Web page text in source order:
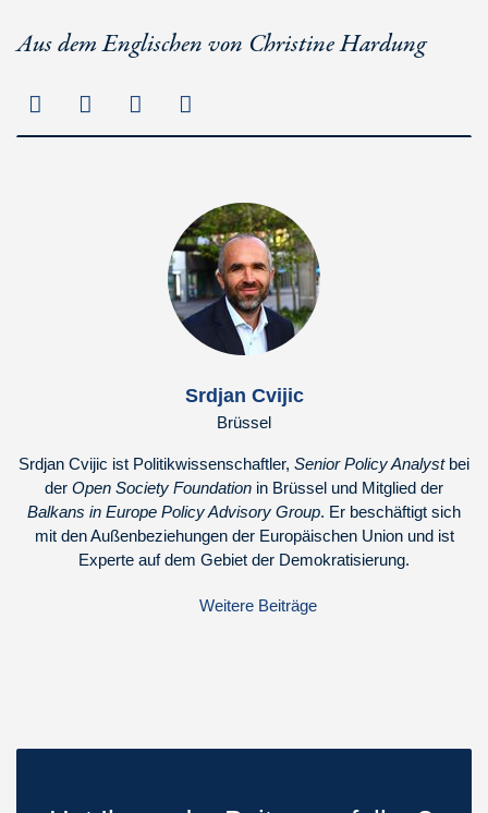
Aus dem Englischen von Christine Hardung
Srdjan Cvijic
Brüssel
Srdjan Cvijic ist Politikwissenschaftler, Senior Policy Analystbei
der Open Society Foundation in Brüssel und Mitglied der
Balkans in Europe Policy Advisory Group. Er beschäftigt sich
mit den Außenbeziehungen der Europäischen Union und ist
Experte auf dem Gebiet der Demokratisierung.
Weitere Beiträge